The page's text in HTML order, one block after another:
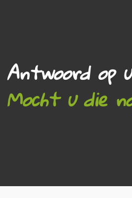
Antwoord op
Mocht u die